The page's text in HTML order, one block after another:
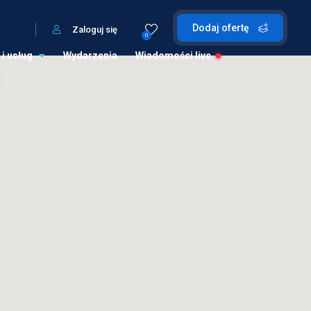
Dodaj ofertę
0
Zaloguj się
usług Wydarzenia Wiadomości live